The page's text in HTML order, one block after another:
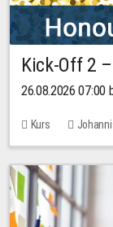
Kick-Off 2
26.08.2026 07:00
Kurs
Keine freien Plätze